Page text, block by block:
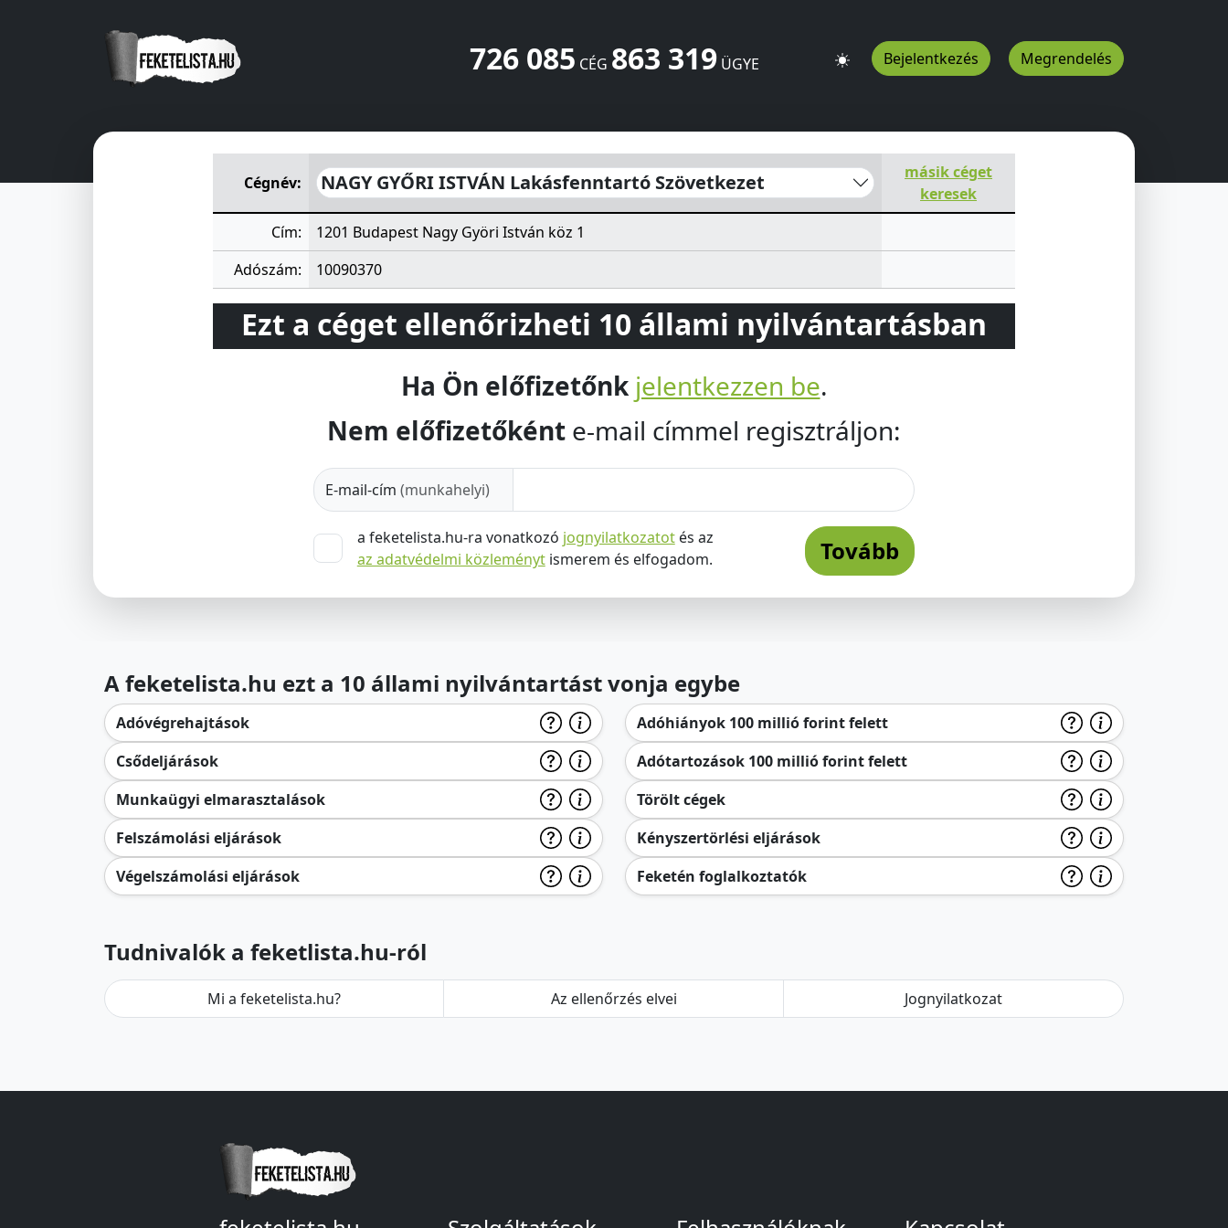
726 085 CÉG 863 319ÜGYE Bejelentkezés Megrendelés
NAGY GYŐRI ISTVÁN Lakásfenntartó SzövetkezetNagy Györi István köz 1Budapest1201HU
Cégnév:
NAGY GYŐRI ISTVÁN Lakásfenntartó Szövetkezet
másik céget
keresek
Cím:
1201 Budapest Nagy Györi István köz 1
Adószám:
10090370
Ezt a céget ellenőrizheti 10 állami nyilvántartásban
Ha Ön előfizetőnk jelentkezzen be.
Nem előfizetőként e-mail címmel regisztráljon:
E-mail-cím (munkahelyi)
a feketelista.hu-ra vonatkozó jognyilatkozatotés az
az adatvédelmi közleménytismerem és elfogadom. Tovább
A feketelista.hu ezt a 10 állami nyilvántartást vonja egybe
Adóvégrehajtások
Csődeljárások
Munkaügyi elmarasztalások
Felszámolási eljárások
Végelszámolási eljárások
Adóhiányok 100 millió forint felett
Adótartozások 100 millió forint felett
Törölt cégek
Kényszertörlési eljárások
Feketén foglalkoztatók
Tudnivalók a feketlista.hu-ról
Mi a feketelista.hu? Az ellenőrzés elvei Jognyilatkozat